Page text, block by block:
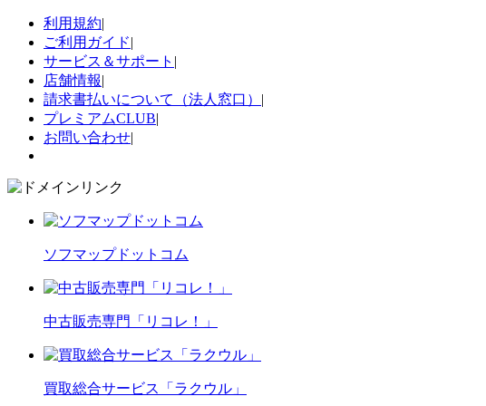
利用規約|
ご利用ガイド|
サービス＆サポート |
店舗情報|
請求書払いについて（法人窓口） |
プレミアムCLUB|
お問い合わせ|
ソフマップドットコム
中古販売専門「リコレ！」
買取総合サービス「ラクウル」